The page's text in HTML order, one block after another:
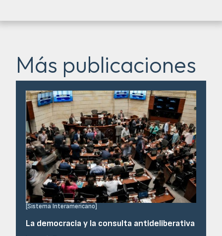
Más publicaciones
[Sistema Interamericano]
La democracia y la consulta antideliberativa